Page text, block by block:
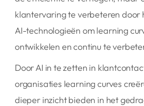
klantervaring te verbeteren door
AI-technologieën om learning
ontwikkelen en continu te
Door AI in te zetten in
organisaties learning curves
dieper inzicht bieden in het